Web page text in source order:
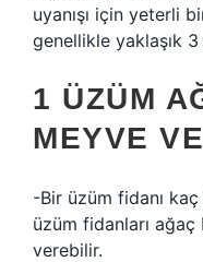
uyanışı için yeterli
genellikle yaklaşık 3
1 ÜZÜM
MEYVE
-Bir üzüm fidanı
üzüm fidanları
verebilir.